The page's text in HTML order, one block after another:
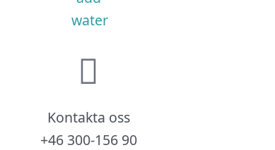
Kontakta oss
+46 300-156 90